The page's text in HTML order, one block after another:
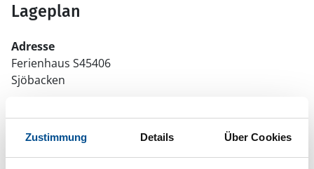
Zustimmung Details Über Cookies
Lageplan
Adresse
Ferienhaus S45406
Sjöbacken